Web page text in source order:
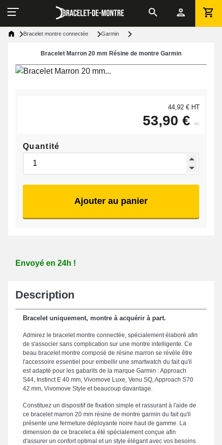
Bracelet montre connectée Garmin
Bracelet Marron 20 mm Résine de montre Garmin
44,92 € HT
53,90 € ttc
Quantité
Ajouter au panier
Envoyé en 24h !
Description
Bracelet uniquement, montre à acquérir à part.
Admirez le bracelet montre connectée, spécialement élaboré afin
de s'associer sans complication sur une montre intelligente. Ce
beau bracelet montre composé de résine marron se révèle être
l'accessoire essentiel pour embellir une smartwatch du fait qu'il
est adapté pour les gabarits de la marque Garmin : Approach
S44, Instinct E 40 mm, Vivomove Luxe, Venu SQ, Approach S70
42 mm, Vivomove Style et beaucoup davantage.
Constituez un dispositif de fixation simple et rassurant à l'aide de
ce bracelet marron 20 mm résine de montre garmin du fait qu'il
présente une fermeture déployante noire haut de gamme. La
dimension de ce bracelet a été spécialement conçue afin
d'assurer un confort optimal et un style élégant avec vos besoins